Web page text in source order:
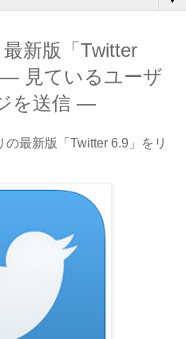
新版「Twitter
見ているユーザ
を送信 —
最新版「Twitter 6.9」をリ